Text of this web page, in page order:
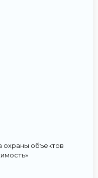
охраны объектов